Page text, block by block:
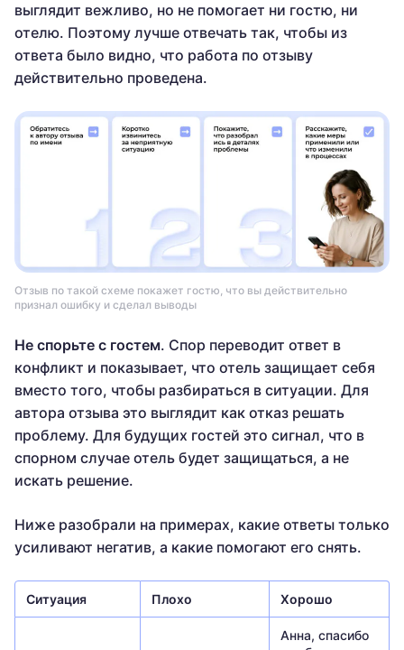
выглядит вежливо, но не помогает ни гостю, ни
отелю. Поэтому лучше отвечать так, чтобы из
ответа было видно, что работа по отзыву
действительно проведена.
Отзыв по такой схеме покажет гостю, что вы действительно
признал ошибку и сделал выводы
Не спорьте с гостем. Спор переводит ответ в
конфликт и показывает, что отель защищает себя
вместо того, чтобы разбираться в ситуации. Для
автора отзыва это выглядит как отказ решать
проблему. Для будущих гостей это сигнал, что в
спорном случае отель будет защищаться, а не
искать решение.
Ниже разобрали на примерах, какие ответы только
усиливают негатив, а какие помогают его снять.
Ситуация Плохо Хорошо
Анна, спасибо